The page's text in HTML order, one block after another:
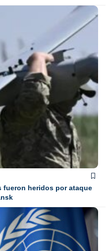
fueron heridos por ataque